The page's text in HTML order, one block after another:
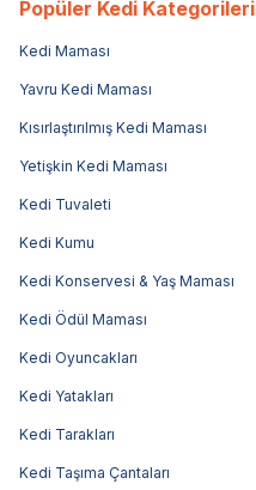
Popüler Kedi Kategorileri
Kedi Maması
Yavru Kedi Maması
Kısırlaştırılmış Kedi Maması
Yetişkin Kedi Maması
Kedi Tuvaleti
Kedi Kumu
Kedi Konservesi & Yaş Maması
Kedi Ödül Maması
Kedi Oyuncakları
Kedi Yatakları
Kedi Tarakları
Kedi Taşıma Çantaları